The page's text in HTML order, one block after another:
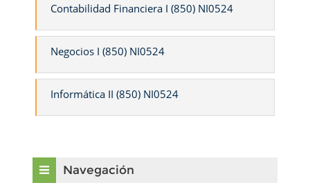
Contabilidad Financiera I (850) NI0524
Negocios I (850) NI0524
Informática II (850) NI0524
Navegación